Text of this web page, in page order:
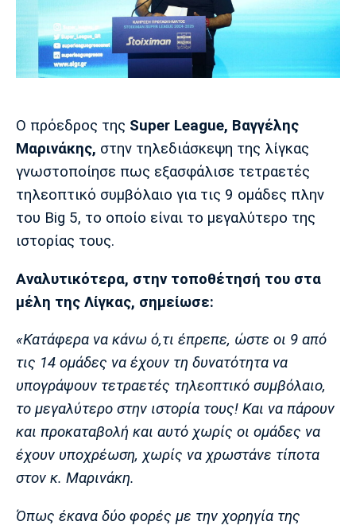
Πολιτισμός
Τραγούδια
Cine Spot
Running
Media
Παρασκήνιο
Πρόγραμμα TV
Ιωνικός Κηφισιά Πανσερραϊκός
Μπαρτσελόνα
Ρεάλ
Μαδρίτης
Ατλέτικο
Μαδρίτης
Μάντσεστερ
Γιουνάιτεντ
Λίβερπουλ
Μάντσεστερ
Γιουβέντους
Ίντερ Μίλαν Μπάγερν
Ο πρόεδρος της Super League, Βαγγέλης
Μαρινάκης, στην τηλεδιάσκεψη της λίγκας
γνωστοποίησε πως εξασφάλισε τετραετές
τηλεοπτικό συμβόλαιο για τις 9 ομάδες πλην
του Big 5, το οποίο είναι το μεγαλύτερο της
ιστορίας τους.
Αναλυτικότερα, στην τοποθέτησή του στα
μέλη της Λίγκας, σημείωσε:
«Κατάφερα να κάνω ό,τι έπρεπε, ώστε οι 9 από
τις 14 ομάδες να έχουν τη δυνατότητα να
υπογράψουν τετραετές τηλεοπτικό συμβόλαιο,
το μεγαλύτερο στην ιστορία τους! Και να πάρουν
και προκαταβολή και αυτό χωρίς οι ομάδες να
έχουν υποχρέωση, χωρίς να χρωστάνε τίποτα
στον κ. Μαρινάκη.
Όπως έκανα δύο φορές με την χορηγία της